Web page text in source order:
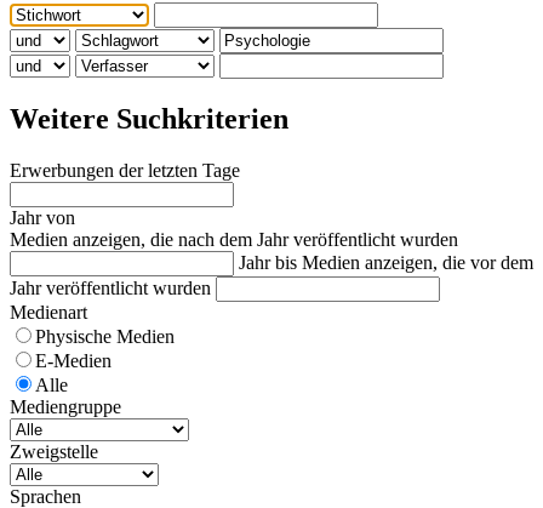
Weitere Suchkriterien
Erwerbungen der letzten Tage
Jahr von
Medien anzeigen, die nach dem Jahr veröffentlicht wurden
Jahr bis Medien anzeigen, die vor dem
Jahr veröffentlicht wurden
Medienart
Physische Medien
E-Medien
Alle
Mediengruppe
Zweigstelle
Sprachen